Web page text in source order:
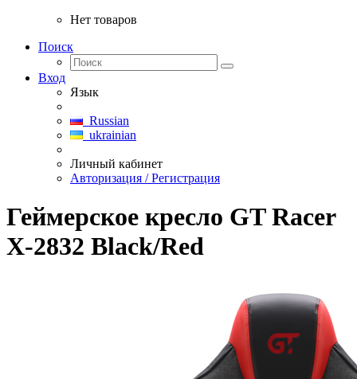
Нет товаров
Поиск
Вход
Язык
Russian
ukrainian
Личный кабинет
Авторизация / Регистрация
Геймерское кресло GT Racer
X-2832 Black/Red